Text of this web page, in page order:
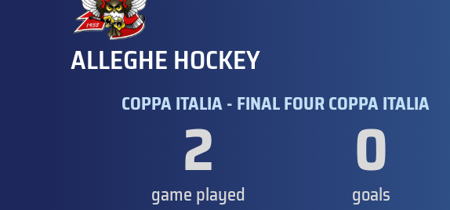
ALLEGHE HOCKEY
COPPA ITALIA - FINAL FOUR COPPA ITALIA
2
game played 0
goals